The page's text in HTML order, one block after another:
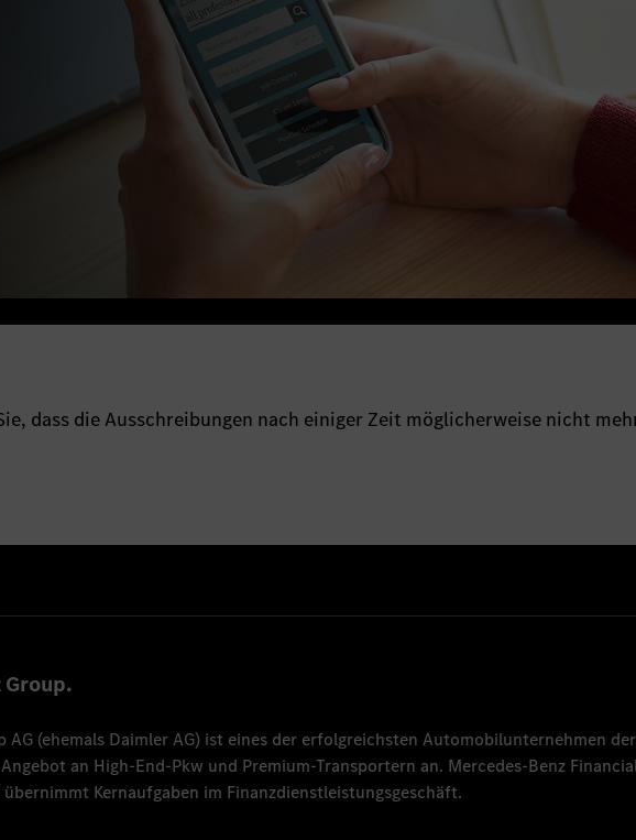
dass die Ausschreibungen nach einiger Zeit möglicherweise nicht
AG (ehemals Daimler AG) ist eines der erfolgreichsten Automobilunternehmen
an High-End-Pkw und Premium-Transportern an. Mercedes-Benz
Kernaufgaben im Finanzdienstleistungsgeschäft.